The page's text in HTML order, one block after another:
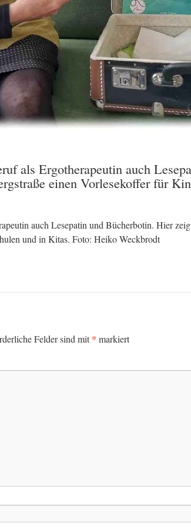
als Ergotherapeutin auch
einen Vorlesekoffer für
auch Lesepatin und Bücherbotin. Hier
und in Kitas. Foto: Heiko Weckbrodt
Felder sind mit* markiert